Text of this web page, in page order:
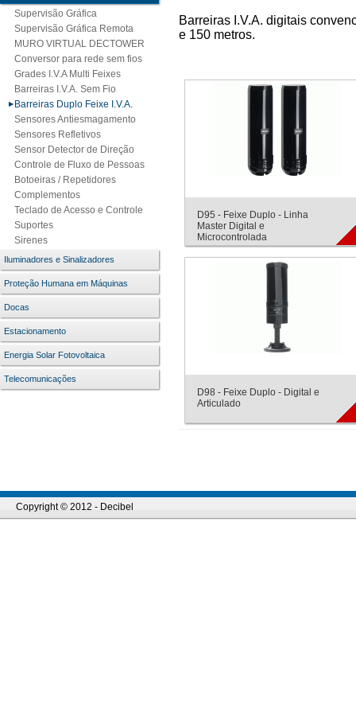
Supervisão Gráfica
Supervisão Gráfica Remota
MURO VIRTUAL DECTOWER
Conversor para rede sem fios
Grades I.V.A Multi Feixes
Barreiras I.V.A. Sem Fio
Barreiras Duplo Feixe I.V.A.
Sensores Antiesmagamento
Sensores Refletivos
Sensor Detector de Direção
Controle de Fluxo de Pessoas
Botoeiras / Repetidores
Complementos
Teclado de Acesso e Controle
Suportes
Sirenes
Iluminadores e Sinalizadores
Proteção Humana em Máquinas
Docas
Estacionamento
Energia Solar Fotovoltaica
Telecomunicações
Barreiras I.V.A. digitais
e 150 metros.
D95 - Feixe Duplo - Linha
Master Digital e
Microcontrolada
D98 - Feixe Duplo - Digital e
Articulado
Copyright © 2012 - Decibel